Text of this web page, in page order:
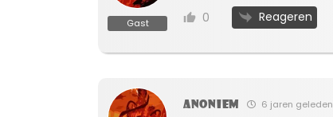
Gast 0 Reageren
Anoniem 6 jaren geleden